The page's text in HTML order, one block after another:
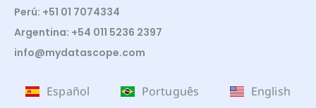
Perú: +51 01 7074334
Argentina: +54 011 5236 2397
info@mydatascope.com
Español Português English